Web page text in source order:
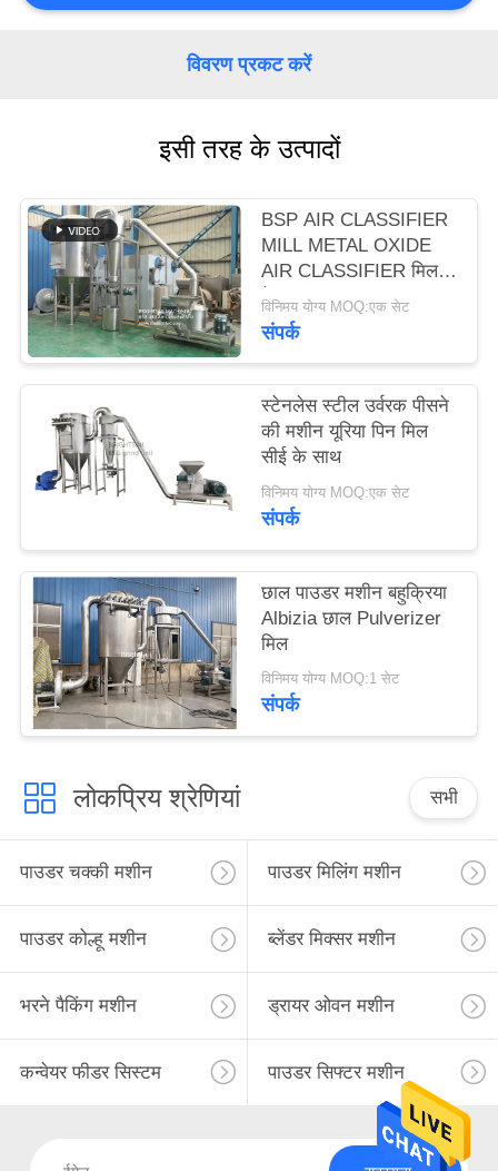
PRIVACY
POLICY
विवरण प्रकट करें
इसी तरह के उत्पादों
BSP AIR CLASSIFIER
MILL METAL OXIDE
AIR CLASSIFIER मिल
मेटल ऑक्साइड ACM
GGRINDER
विनिमय योग्य MOQ:एक सेट
संपर्क
स्टेनलेस स्टील उर्वरक पीसने
की मशीन यूरिया पिन मिल
सीई के साथ
विनिमय योग्य MOQ:एक सेट
संपर्क
छाल पाउडर मशीन बहुक्रिया
Albizia छाल Pulverizer
मिल
विनिमय योग्य MOQ:1 सेट
संपर्क
लोकप्रिय श्रेणियां सभी
पाउडर चक्की मशीन पाउडर मिलिंग मशीन
पाउडर कोल्हू मशीन ब्लेंडर मिक्सर मशीन
भरने पैकिंग मशीन ड्रायर ओवन मशीन
कन्वेयर फीडर सिस्टम पाउडर सिफ्टर मशीन